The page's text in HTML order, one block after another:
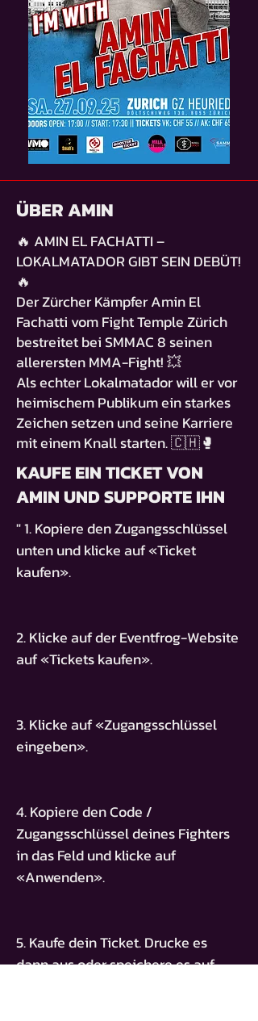
ÜBER AMIN
🔥 AMIN EL FACHATTI –
LOKALMATADOR GIBT SEIN DEBÜT!
🔥
Der Zürcher Kämpfer Amin El
Fachatti vom Fight Temple Zürich
bestreitet bei SMMAC 8 seinen
allerersten MMA-Fight! 💥
Als echter Lokalmatador will er vor
heimischem Publikum ein starkes
Zeichen setzen und seine Karriere
mit einem Knall starten. 🇨🇭🥊
KAUFE EIN TICKET VON
AMIN UND SUPPORTE IHN
" 1. Kopiere den Zugangsschlüssel
unten und klicke auf «Ticket
kaufen».
2. Klicke auf der Eventfrog-Website
auf «Tickets kaufen».
3. Klicke auf «Zugangsschlüssel
eingeben».
4. Kopiere den Code /
Zugangsschlüssel deines Fighters
in das Feld und klicke auf
«Anwenden».
5. Kaufe dein Ticket. Drucke es
dann aus oder speichere es auf